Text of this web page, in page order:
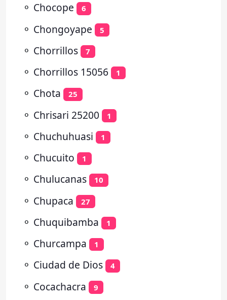
⚬ Chocope 6
⚬ Chongoyape 5
⚬ Chorrillos 7
⚬ Chorrillos 15056 1
⚬ Chota 25
⚬ Chrisari 25200 1
⚬ Chuchuhuasi 1
⚬ Chucuito 1
⚬ Chulucanas 10
⚬ Chupaca 27
⚬ Chuquibamba 1
⚬ Churcampa 1
⚬ Ciudad de Dios 4
⚬ Cocachacra 9